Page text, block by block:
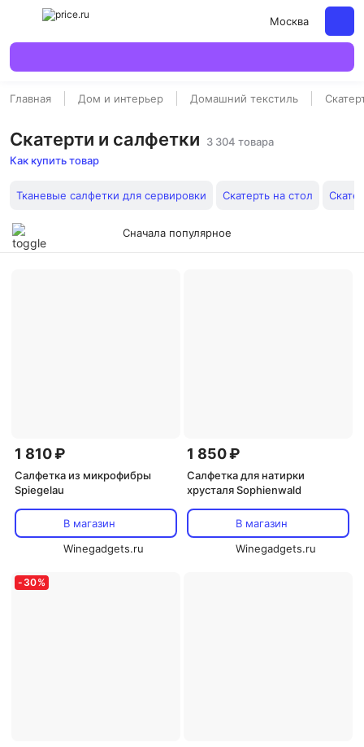
Москва
Главная Дом и интерьер Домашний текстиль
Скатерти и салфетки
3 304 товара
Как купить товар
Тканевые салфетки для сервировки Скатерть на стол
Сначала популярное
1 810 ₽
Салфетка из микрофибры
Spiegelau
В магазин
Winegadgets.ru
1 850 ₽
Салфетка для натирки
хрусталя Sophienwald
В магазин
Winegadgets.ru
- 30%